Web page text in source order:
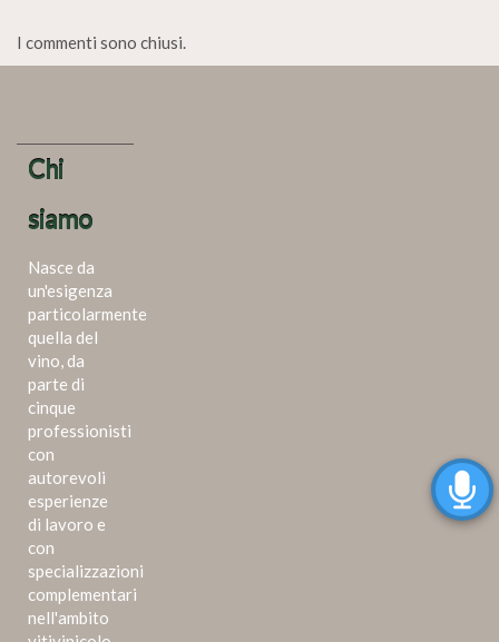
I commenti sono chiusi.
Chi
siamo
Nasce da
un'esigenza
particolarmente
quella del
vino, da
parte di
cinque
professionisti
con
autorevoli
esperienze
di lavoro e
con
specializzazioni
complementari
nell'ambito